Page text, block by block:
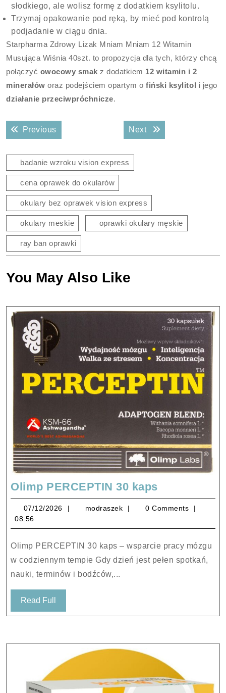
słodkiego, ale wolisz formę z dodatkiem ksylitolu.
Trzymaj opakowanie pod ręką, by mieć pod kontrolą
podjadanie w ciągu dnia.
Starpharma Zdrowy Lizak Mniam Mniam 12 Witamin
Musująca Wiśnia 40szt. to propozycja dla tych, którzy chcą
połączyć owocowy smak z dodatkiem 12 witamin i 2
minerałów oraz podejściem opartym ofiński ksylitol i jego
działanie przeciwpróchnicze.
Nawigacja
wpisuPreviousPrevious post: Next Next post:
badanie wzroku vision express
cena oprawek do okularów
okulary bez oprawek vision express
okulary meskie oprawki okulary męskie
ray ban oprawki
You May Also Like
Olimp PERCEPTIN 30 kapsOlimp
PERCEPTIN
30
kaps
07/12/2026 07/12/2026
modraszek modraszek
0 Comments
08:56
Olimp PERCEPTIN 30 kaps – wsparcie pracy mózgu
w codziennym tempie Gdy dzień jest pełen spotkań,
nauki, terminów i bodźców,...
Read Full
Full